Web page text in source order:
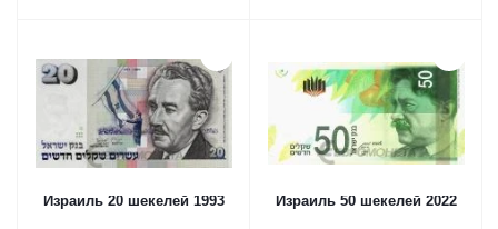
Израиль 20 шекелей 1993 Израиль 50 шекелей 2022